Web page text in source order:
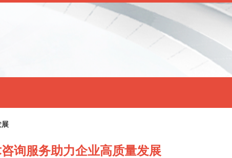
展
询服务助力企业高质量发展